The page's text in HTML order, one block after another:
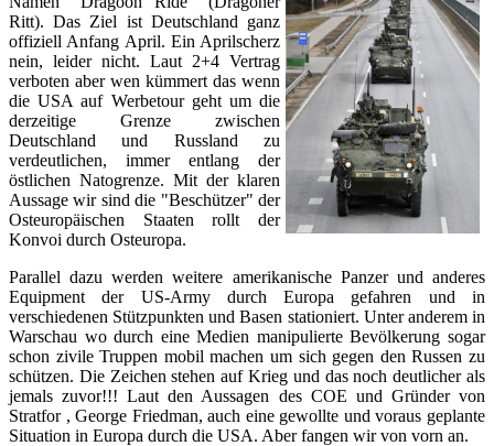
Ritt). Das Ziel ist Deutschland ganz
offiziell Anfang April. Ein Aprilscherz
nein, leider nicht. Laut 2+4 Vertrag
verboten aber wen kümmert das wenn
die USA auf Werbetour geht um die
derzeitige Grenze zwischen
Deutschland und Russland zu
verdeutlichen, immer entlang der
östlichen Natogrenze. Mit der klaren
Aussage wir sind die "Beschützer" der
Osteuropäischen Staaten rollt der
Konvoi durch Osteuropa.
Parallel dazu werden weitere amerikanische Panzer und anderes
Equipment der US-Army durch Europa gefahren und in
verschiedenen Stützpunkten und Basen stationiert. Unter anderem in
Warschau wo durch eine Medien manipulierte Bevölkerung sogar
schon zivile Truppen mobil machen um sich gegen den Russen zu
schützen. Die Zeichen stehen auf Krieg und das noch deutlicher als
jemals zuvor!!! Laut den Aussagen des COE und Gründer von
Stratfor , George Friedman, auch eine gewollte und voraus geplante
Situation in Europa durch die USA. Aber fangen wir von vorn an.